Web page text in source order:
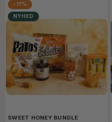
-11%
NYHED
SWEET HONEY BUNDLE